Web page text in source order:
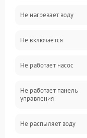
Датчики
Нагрев
Вода
Гигиена
Программное
Не нагревает воду
Не включается
Не работает насос
Не работает панель
управления
Не распыляет воду